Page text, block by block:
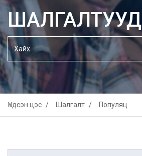
ШАЛГАЛТУУД
Үндсэн цэс Шалгалт Популяц